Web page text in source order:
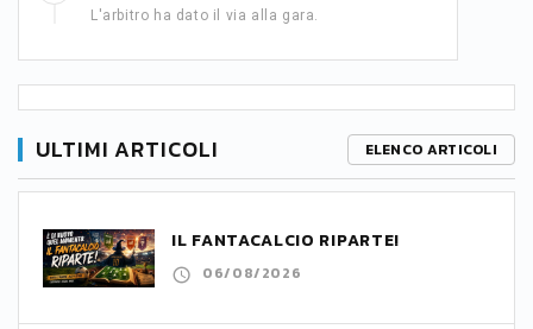
L'arbitro ha dato il via alla gara.
ULTIMI ARTICOLI ELENCO ARTICOLI
IL FANTACALCIO RIPARTE!
06/08/2026